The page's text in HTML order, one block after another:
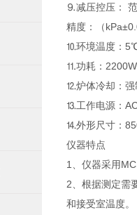
⒐减压控压：
精度：（
⒑环境温度：
⒒功耗：
⒓炉体冷却：强
⒔工作电源：
⒕外形尺寸：
仪器特点
1、仪器采用
2、根据测定需
和接受室温度。